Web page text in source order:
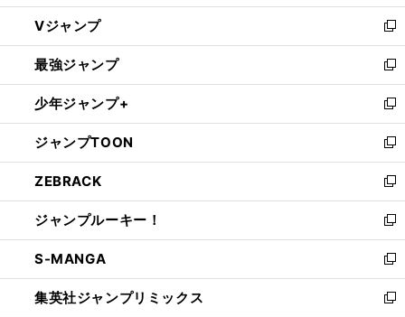
ウ
ィ
ン
ド
ウ
で
開
く
し
い
ウ
ィ
ン
ド
ウ
で
開
く
Vジャンプ
新
し
い
ウ
ィ
ン
ド
ウ
で
開
く
最強ジャンプ
新
し
い
ウ
ィ
ン
ド
ウ
で
開
く
少年ジャンプ+
新
し
い
ウ
ィ
ン
ド
ウ
で
開
く
ジャンプTOON
新
し
い
ウ
ィ
ン
ド
ウ
で
ZEBRACK
新
し
い
ウ
ィ
ン
ド
ジャンプルーキー！
新
し
い
ウ
ィ
S-MANGA
新
し
い
集英社ジャンプリミックス
新